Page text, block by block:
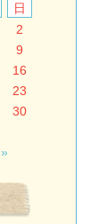
日
»
2
9
16
23
30